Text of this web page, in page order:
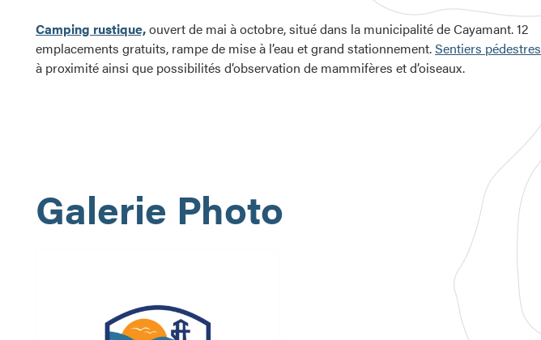
fenêtre
Camping rustique,ouvert de mai à octobre, situé dans la municipalité de Cayamant. 12
emplacements gratuits, rampe de mise à l’eau et grand stationnement.Sentiers pédestres
à proximité ainsi que possibilités d’observation de mammifères et d’oiseaux.
Galerie Photo